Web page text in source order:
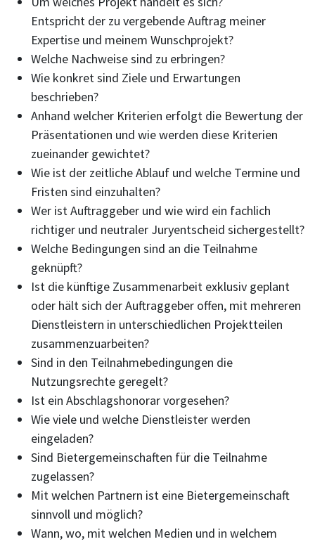
Entspricht der zu vergebende Auftrag meiner
Expertise und meinem Wunschprojekt?
Welche Nachweise sind zu erbringen?
Wie konkret sind Ziele und Erwartungen
beschrieben?
Anhand welcher Kriterien erfolgt die Bewertung der
Präsentationen und wie werden diese Kriterien
zueinander gewichtet?
Wie ist der zeitliche Ablauf und welche Termine und
Fristen sind einzuhalten?
Wer ist Auftraggeber und wie wird ein fachlich
richtiger und neutraler Juryentscheid sichergestellt?
Welche Bedingungen sind an die Teilnahme
geknüpft?
Ist die künftige Zusammenarbeit exklusiv geplant
oder hält sich der Auftraggeber offen, mit mehreren
Dienstleistern in unterschiedlichen Projektteilen
zusammenzuarbeiten?
Sind in den Teilnahmebedingungen die
Nutzungsrechte geregelt?
Ist ein Abschlagshonorar vorgesehen?
Wie viele und welche Dienstleister werden
eingeladen?
Sind Bietergemeinschaften für die Teilnahme
zugelassen?
Mit welchen Partnern ist eine Bietergemeinschaft
sinnvoll und möglich?
Wann, wo, mit welchen Medien und in welchem